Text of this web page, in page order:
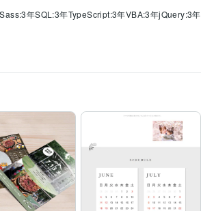
Sass:3年SQL:3年TypeScript:3年VBA:3年jQuery:3年
ード
画像加工